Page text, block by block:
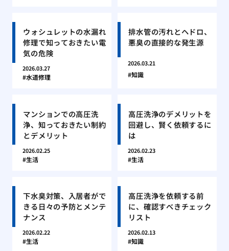
ウォシュレットの水漏れ
修理で知っておきたい電
気の危険
2026.03.27
水道修理
排水管の汚れとヘドロ、
悪臭の直接的な発生源
2026.03.21
知識
マンションでの高圧洗
浄、知っておきたい制約
とデメリット
2026.02.25
生活
高圧洗浄のデメリットを
回避し、賢く依頼するに
は
2026.02.23
生活
下水臭対策、入居者がで
きる日々の予防とメンテ
ナンス
2026.02.22
生活
高圧洗浄を依頼する前
に、確認すべきチェック
リスト
2026.02.13
知識